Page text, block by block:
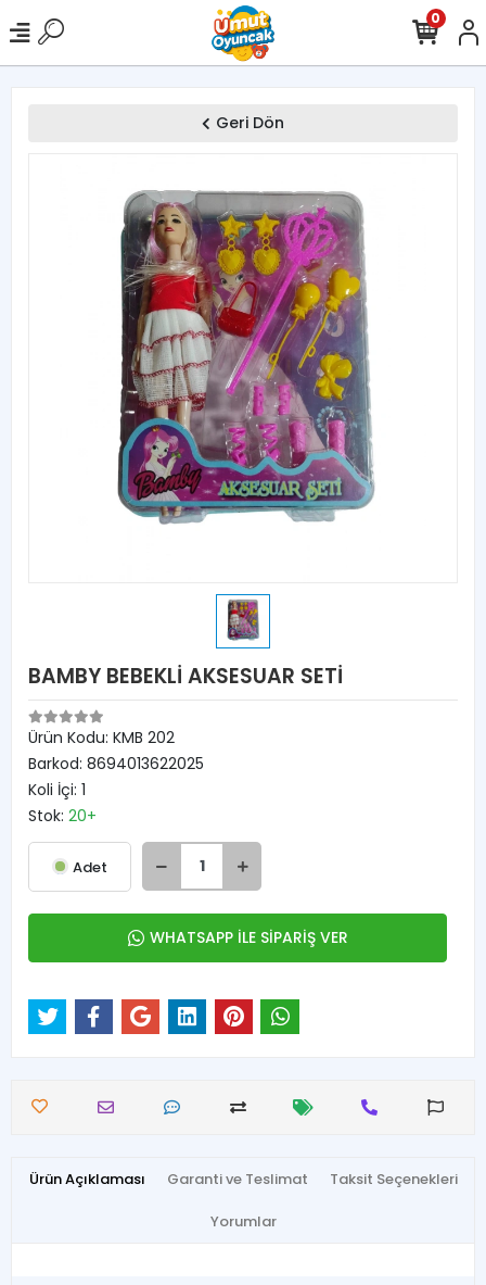
0
Geri Dön
BAMBY BEBEKLİ AKSESUAR SETİ
Ürün Kodu: KMB 202
Barkod: 8694013622025
Koli İçi: 1
Stok: 20+
Adet
WHATSAPP İLE SİPARİŞ VER
Ürün Açıklaması Garanti ve Teslimat Taksit Seçenekleri
Yorumlar